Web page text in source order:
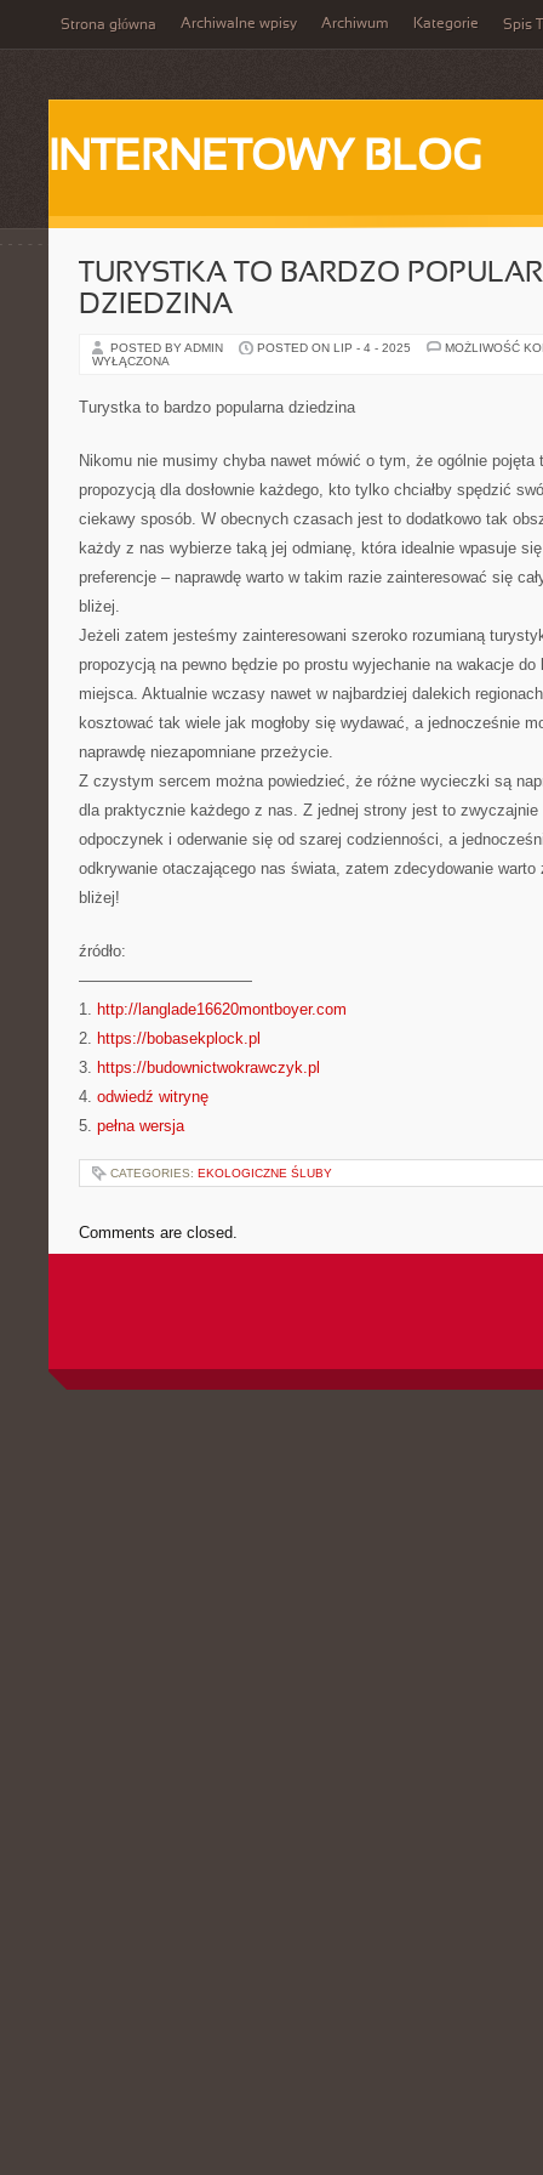
Strona główna Archiwalne wpisy Archiwum Kategorie Spis
INTERNETOWY BLOG
TURYSTKA TO BARDZO
DZIEDZINA
POSTED BY ADMIN POSTED ON LIP - 4 - 2025
MOŻLIWOŚĆ
WYŁĄCZONA
Turystka to bardzo popularna dziedzina
Nikomu nie musimy chyba nawet mówić o tym, że ogólnie
propozycją dla dosłownie każdego, kto tylko chciałby spędzić
ciekawy sposób. W obecnych czasach jest to dodatkowo tak
każdy z nas wybierze taką jej odmianę, która idealnie wpasuje
preferencje – naprawdę warto w takim razie zainteresować się
bliżej.
Jeżeli zatem jesteśmy zainteresowani szeroko rozumianą
propozycją na pewno będzie po prostu wyjechanie na wakacje
miejsca. Aktualnie wczasy nawet w najbardziej dalekich
kosztować tak wiele jak mogłoby się wydawać, a jednocześnie
naprawdę niezapomniane przeżycie.
Z czystym sercem można powiedzieć, że różne wycieczki są
dla praktycznie każdego z nas. Z jednej strony jest to zwyczajnie
odpoczynek i oderwanie się od szarej codzienności, a
odkrywanie otaczającego nas świata, zatem zdecydowanie
bliżej!
źródło:
———————————
1. http://langlade16620montboyer.com
2. https://bobasekplock.pl
3. https://budownictwokrawczyk.pl
4. odwiedź witrynę
5. pełna wersja
CATEGORIES: EKOLOGICZNE ŚLUBY
Comments are closed.